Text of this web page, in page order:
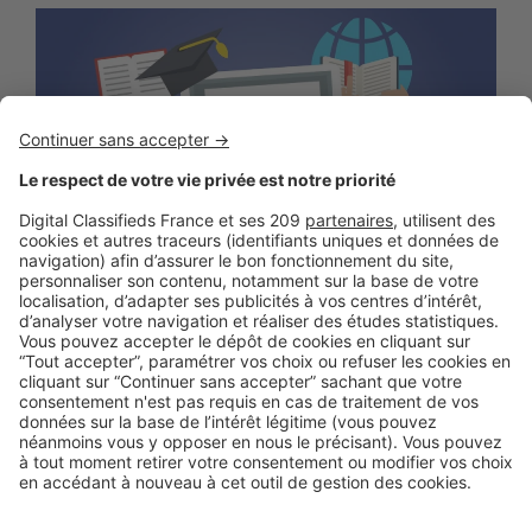
BUSINESS
Dernières places pour le webinar
gratuit le 30 juin 2020 : les clés d’une
visibilité optimale pour vos annonces